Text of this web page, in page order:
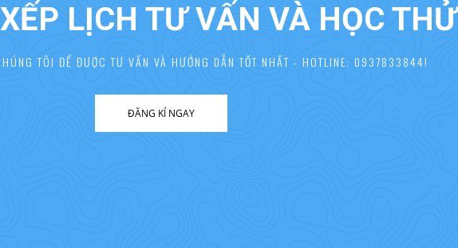
LỊCH TƯ VẤN VÀ HỌC THỬ
TÔI ĐỂ ĐƯỢC TƯ VẤN VÀ HƯỚNG DẪN TỐT NHẤT - HOTLINE: 0937833844!
ĐĂNG KÍ NGAY